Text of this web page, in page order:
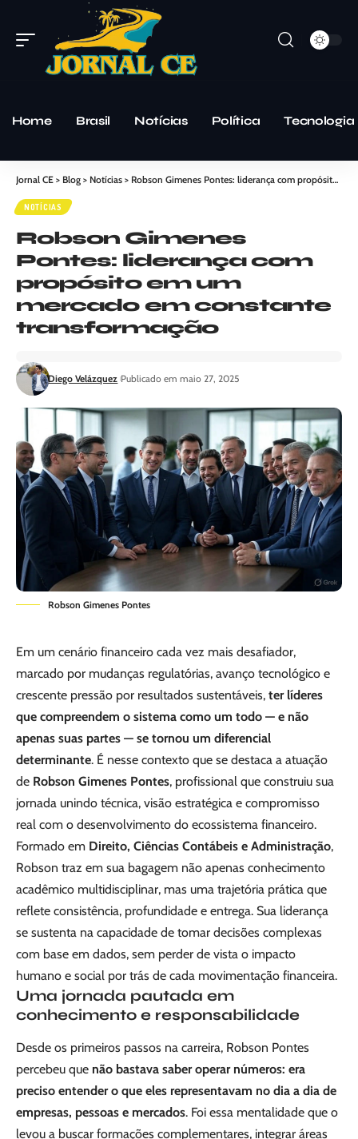
Home Brasil Notícias Política Tecnologia
Jornal CE > Blog > Notícias > Robson Gimenes Pontes: liderança com propósito em um mercado em constante transformação
NOTÍCIAS
Robson Gimenes
Pontes: liderança com
propósito em um
mercado em constante
transformação
Diego Velázquez Publicado em maio 27, 2025
Robson Gimenes Pontes
Em um cenário financeiro cada vez mais desafiador,
marcado por mudanças regulatórias, avanço tecnológico e
crescente pressão por resultados sustentáveis, ter líderes
que compreendem o sistema como um todo — e não
apenas suas partes — se tornou um diferencial
determinante. É nesse contexto que se destaca a atuação
de Robson Gimenes Pontes, profissional que construiu sua
jornada unindo técnica, visão estratégica e compromisso
real com o desenvolvimento do ecossistema financeiro.
Formado em Direito, Ciências Contábeis e Administração,
Robson traz em sua bagagem não apenas conhecimento
acadêmico multidisciplinar, mas uma trajetória prática que
reflete consistência, profundidade e entrega. Sua liderança
se sustenta na capacidade de tomar decisões complexas
com base em dados, sem perder de vista o impacto
humano e social por trás de cada movimentação financeira.
Uma jornada pautada em
conhecimento e responsabilidade
Desde os primeiros passos na carreira, Robson Pontes
percebeu que não bastava saber operar números: era
preciso entender o que eles representavam no dia a dia de
empresas, pessoas e mercados. Foi essa mentalidade que o
levou a buscar formações complementares, integrar áreas